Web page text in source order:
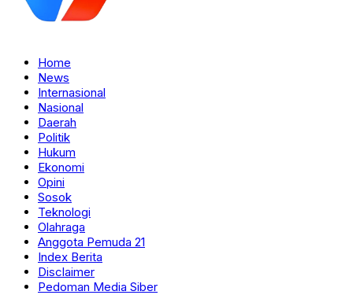
Home
News
Internasional
Nasional
Daerah
Politik
Hukum
Ekonomi
Opini
Sosok
Teknologi
Olahraga
Anggota Pemuda 21
Index Berita
Disclaimer
Pedoman Media Siber